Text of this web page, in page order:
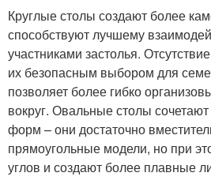
Круглые столы создают более
способствуют лучшему
участниками застолья.
их безопасным выбором для
позволяет более гибко
вокруг. Овальные столы
форм – они достаточно
прямоугольные модели, но при
углов и создают более плавные